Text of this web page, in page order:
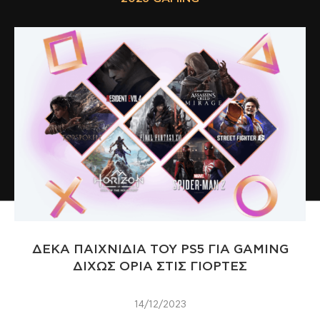
ΔΕΚΑ ΠΑΙΧΝΙΔΙΑ ΤΟΥ PS5 ΓΙΑ GAMING
ΔΙΧΩΣ ΟΡΙΑ ΣΤΙΣ ΓΙΟΡΤΕΣ
14/12/2023